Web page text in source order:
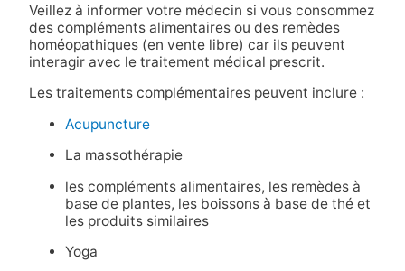
Veillez à informer votre médecin si vous consommez
des compléments alimentaires ou des remèdes
homéopathiques (en vente libre) car ils peuvent
interagir avec le traitement médical prescrit.
Les traitements complémentaires peuvent inclure :
Acupuncture
La massothérapie
les compléments alimentaires, les remèdes à
base de plantes, les boissons à base de thé et
les produits similaires
Yoga